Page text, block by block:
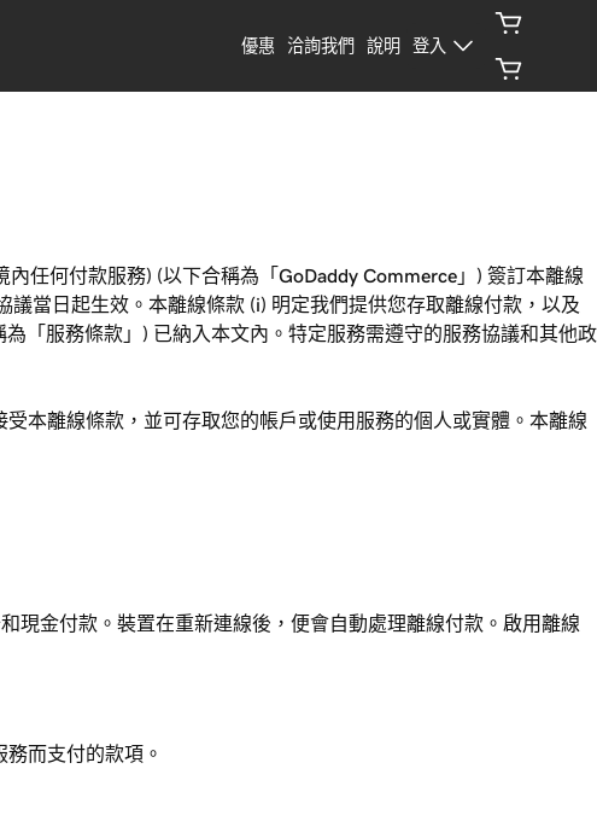
優惠 洽詢我們 說明 登入
任何付款服務) (以下合稱為「GoDaddy Commerce」) 簽訂本離線
當日起生效。本離線條款 (i) 明定我們提供您存取離線付款，以及
為「服務條款」) 已納入本文內。特定服務需遵守的服務協議和其他政
本離線條款，並可存取您的帳戶或使用服務的個人或實體。本離線
現金付款。裝置在重新連線後，便會自動處理離線付款。啟用離線
而支付的款項。